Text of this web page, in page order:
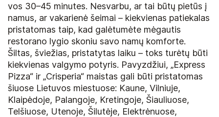
vos 30–45 minutes. Nesvarbu, ar tai būtų pietūs į
namus, ar vakarienė šeimai – kiekvienas patiekalas
pristatomas taip, kad galėtumėte mėgautis
restorano lygio skoniu savo namų komforte.
Šiltas, šviežias, pristatytas laiku – toks turėtų būti
kiekvienas valgymo potyris. Pavyzdžiui, „Express
Pizza“ ir „Crisperia“ maistas gali būti pristatomas
šiuose Lietuvos miestuose: Kaune, Vilniuje,
Klaipėdoje, Palangoje, Kretingoje, Šiauliuose,
Telšiuose, Utenoje, Šilutėje, Elektrėnuose,